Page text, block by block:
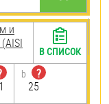
и
b
?
25
В СПИСОК